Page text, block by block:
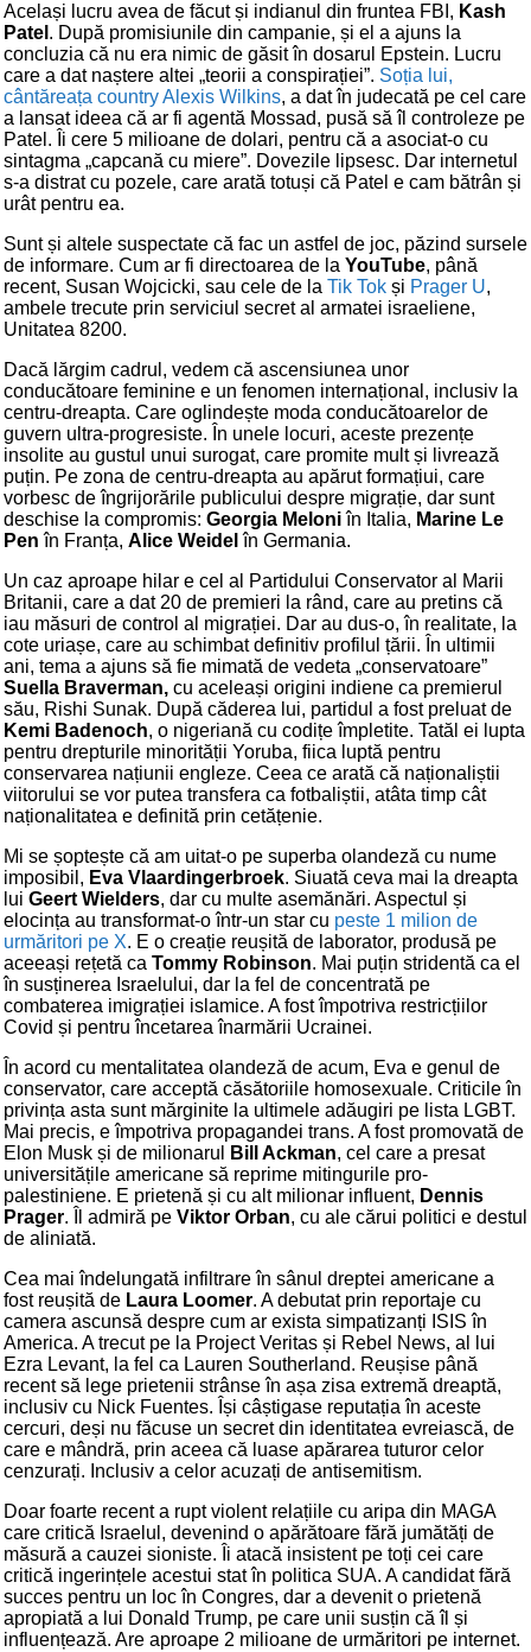
Același lucru avea de făcut și indianul din fruntea FBI, Kash
Patel . După promisiunile din campanie, și el a ajuns la
concluzia că nu era nimic de găsit în dosarul Epstein. Lucru
care a dat naștere altei „teorii a conspirației”. Soția lui,
cântăreața country Alexis Wilkins, a dat în judecată pe cel care
a lansat ideea că ar fi agentă Mossad, pusă să îl controleze pe
Patel. Îi cere 5 milioane de dolari, pentru că a asociat-o cu
sintagma „capcană cu miere”. Dovezile lipsesc. Dar internetul
s-a distrat cu pozele, care arată totuși că Patel e cam bătrân și
urât pentru ea.
Sunt și altele suspectate că fac un astfel de joc, păzind sursele
de informare. Cum ar fi directoarea de la YouTube, până
recent, Susan Wojcicki, sau cele de la Tik Tok și Prager U,
ambele trecute prin serviciul secret al armatei israeliene,
Unitatea 8200.
Dacă lărgim cadrul, vedem că ascensiunea unor
conducătoare feminine e un fenomen internațional, inclusiv la
centru-dreapta. Care oglindește moda conducătoarelor de
guvern ultra-progresiste. În unele locuri, aceste prezențe
insolite au gustul unui surogat, care promite mult și livrează
puțin. Pe zona de centru-dreapta au apărut formațiui, care
vorbesc de îngrijorările publicului despre migrație, dar sunt
deschise la compromis: Georgia Meloniîn Italia, Marine Le
Pen în Franța, Alice Weidel în Germania.
Un caz aproape hilar e cel al Partidului Conservator al Marii
Britanii, care a dat 20 de premieri la rând, care au pretins că
iau măsuri de control al migrației. Dar au dus-o, în realitate, la
cote uriașe, care au schimbat definitiv profilul țării. În ultimii
ani, tema a ajuns să fie mimată de vedeta „conservatoare”
Suella Braverman, cu aceleași origini indiene ca premierul
său, Rishi Sunak. După căderea lui, partidul a fost preluat de
Kemi Badenoch, o nigeriană cu codițe împletite. Tatăl ei lupta
pentru drepturile minorității Yoruba, fiica luptă pentru
conservarea națiunii engleze. Ceea ce arată că naționaliștii
viitorului se vor putea transfera ca fotbaliștii, atâta timp cât
naționalitatea e definită prin cetățenie.
Mi se șoptește că am uitat-o pe superba olandeză cu nume
imposibil, Eva Vlaardingerbroek. Siuată ceva mai la dreapta
lui Geert Wielders, dar cu multe asemănări. Aspectul și
elocința au transformat-o într-un star cu peste 1 milion de
urmăritori pe X. E o creație reușită de laborator, produsă pe
aceeași rețetă ca Tommy Robinson. Mai puțin stridentă ca el
în susținerea Israelului, dar la fel de concentrată pe
combaterea imigrației islamice. A fost împotriva restricțiilor
Covid și pentru încetarea înarmării Ucrainei.
În acord cu mentalitatea olandeză de acum, Eva e genul de
conservator, care acceptă căsătoriile homosexuale. Criticile în
privința asta sunt mărginite la ultimele adăugiri pe lista LGBT.
Mai precis, e împotriva propagandei trans. A fost promovată de
Elon Musk și de milionarul
Bill Ackman, cel care a presat
universitățile americane să reprime mitingurile pro-
palestiniene. E prietenă și cu alt milionar influent, Dennis
Prager. Îl admiră pe Viktor Orban, cu ale cărui politici e destul
de aliniată.
Cea mai îndelungată infiltrare în sânul dreptei americane a
fost reușită de Laura Loomer. A debutat prin reportaje cu
camera ascunsă despre cum ar exista simpatizanți ISIS în
America. A trecut pe la Project Veritas și Rebel News, al lui
Ezra Levant, la fel ca Lauren Southerland. Reușise până
recent să lege prietenii strânse în așa zisa extremă dreaptă,
inclusiv cu Nick Fuentes. Își câștigase reputația în aceste
cercuri, deși nu făcuse un secret din identitatea evreiască, de
care e mândră, prin aceea că luase apărarea tuturor celor
cenzurați. Inclusiv a celor acuzați de antisemitism.
Doar foarte recent a rupt violent relațiile cu aripa din MAGA
care critică Israelul, devenind o apărătoare fără jumătăți de
măsură a cauzei sioniste. Îi atacă insistent pe toți cei care
critică ingerințele acestui stat în politica SUA. A candidat fără
succes pentru un loc în Congres, dar a devenit o prietenă
apropiată a lui Donald Trump, pe care unii susțin că îl și
influențează. Are aproape 2 milioane de urmăritori pe internet.